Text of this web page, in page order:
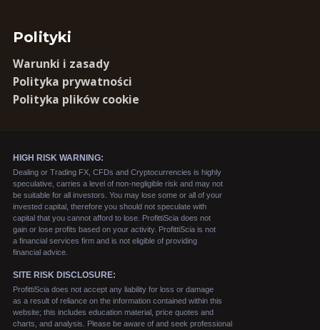
Polityki
Warunki i zasady
Polityka prywatności
Polityka plików cookie